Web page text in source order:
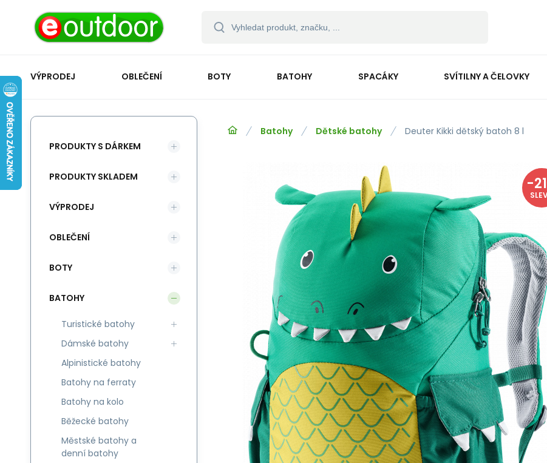
VÝPRODEJ OBLEČENÍ BOTY BATOHY SPACÁKY SVÍTILNY A ČELOVKY
Batohy Dětské batohy Deuter Kikki dětský batoh 8 l
-21
PRODUKTY S DÁRKEM
PRODUKTY SKLADEM
VÝPRODEJ
OBLEČENÍ
BOTY
BATOHY
Turistické batohy
Dámské batohy
Alpinistické batohy
Batohy na ferraty
Batohy na kolo
Běžecké batohy
Městské batohy a
denní batohy